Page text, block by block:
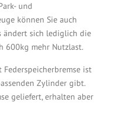
und
können Sie auch
ändert sich lediglich die
600kg mehr Nutzlast.
Federspeicherbremse ist
Zylinder gibt.
geliefert, erhalten aber